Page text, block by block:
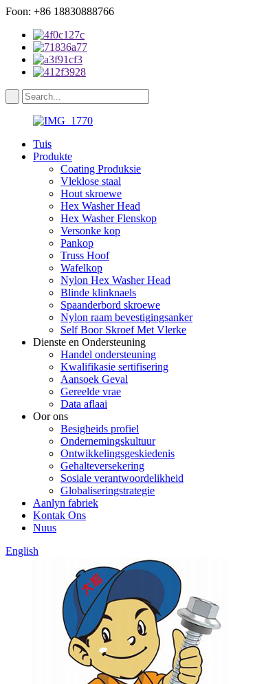
Foon: +86 18830888766
Tuis
Produkte
Coating Produksie
Vleklose staal
Hout skroewe
Hex Washer Head
Hex Washer Flenskop
Versonke kop
Pankop
Truss Hoof
Wafelkop
Nylon Hex Washer Head
Blinde klinknaels
Spaanderbord skroewe
Nylon raam bevestigingsanker
Self Boor Skroef Met Vlerke
Dienste en Ondersteuning
Handel ondersteuning
Kwalifikasie sertifisering
Aansoek Geval
Gereelde vrae
Data aflaai
Oor ons
Besigheids profiel
Ondernemingskultuur
Ontwikkelingsgeskiedenis
Gehalteversekering
Sosiale verantwoordelikheid
Globaliseringstrategie
Aanlyn fabriek
Kontak Ons
Nuus
English